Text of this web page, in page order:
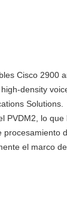
Cisco 2900
density
Solutions.
PVDM2, lo
el marco